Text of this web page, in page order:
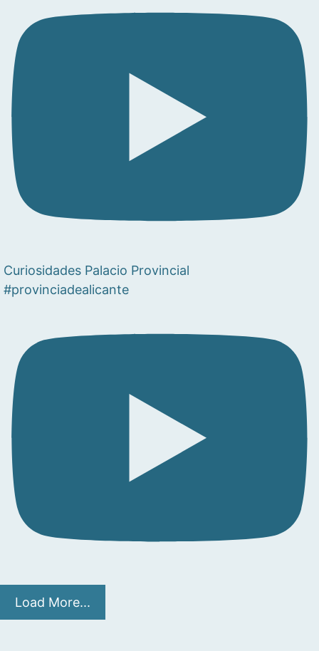
Curiosidades Palacio Provincial
#provinciadealicante
Load More...